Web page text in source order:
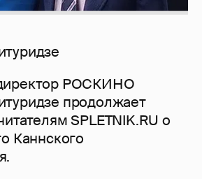
РОСКИНО
продолжает
SPLETNIK.RU о
Каннского